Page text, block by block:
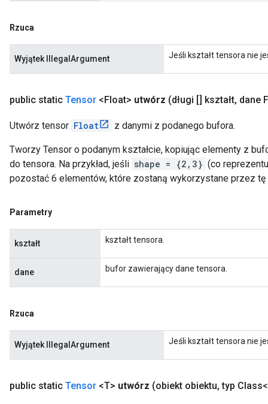
Rzuca
Wyjątek IllegalArgument Jeśli kształt tensora nie
public static Tensor <Float> utwórz (długi [] kształt, dane
Utwórz tensor Float z danymi z podanego bufora.
Tworzy Tensor o podanym kształcie, kopiując elementy z
do tensora. Na przykład, jeśli shape = {2,3} (co
pozostać 6 elementów, które zostaną wykorzystane przez tę
Parametry
kształt kształt tensora.
dane bufor zawierający dane tensora.
Rzuca
Wyjątek IllegalArgument Jeśli kształt tensora nie
public static Tensor <T> utwórz (obiekt obiektu, typ